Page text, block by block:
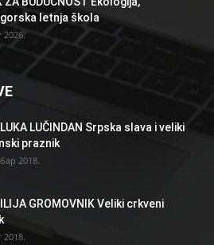
letnja škola
2026.
LUČINDAN Srpska slava i veliki
praznik
2018.
GROMOVNIK Veliki crkveni
2018.